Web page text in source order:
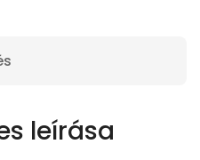
leírása